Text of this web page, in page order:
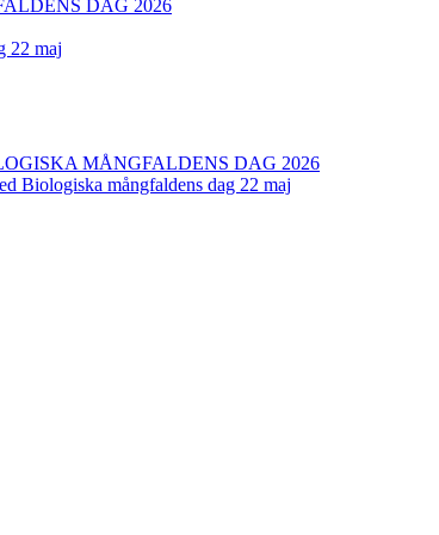
DAG 2026
22 maj
MÅNGFALDENS DAG 2026
Biologiska mångfaldens dag 22 maj